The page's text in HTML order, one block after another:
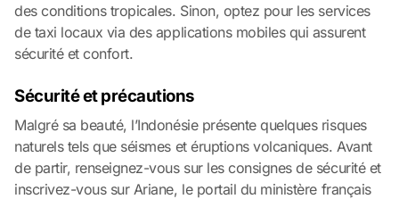
des conditions tropicales. Sinon, optez pour les services
de taxi locaux via des applications mobiles qui assurent
sécurité et confort.
Sécurité et précautions
Malgré sa beauté, l’Indonésie présente quelques risques
naturels tels que séismes et éruptions volcaniques. Avant
de partir, renseignez-vous sur les consignes de sécurité et
inscrivez-vous sur Ariane, le portail du ministère français